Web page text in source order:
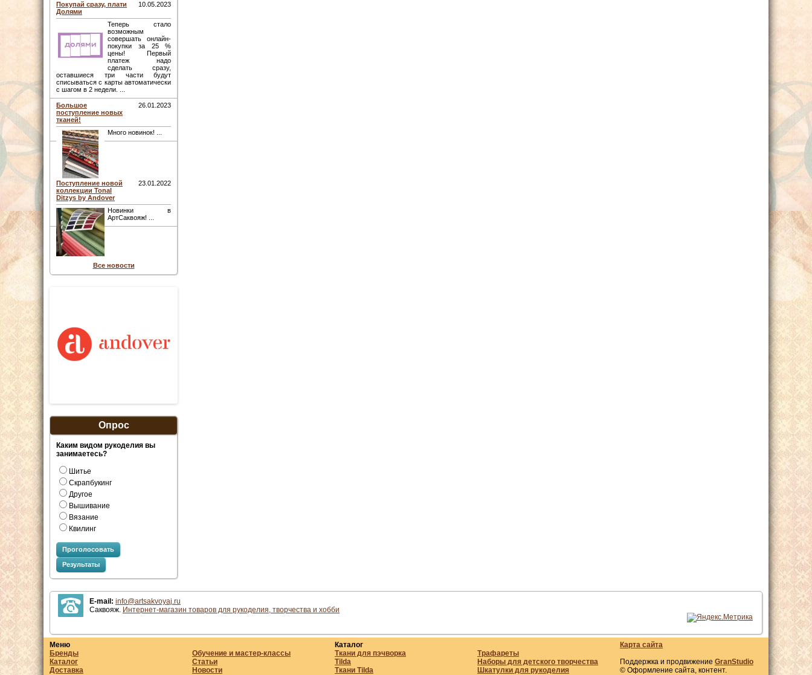
Покупай сразу, плати
Долями
10.05.2023
Теперь стало
возможным
совершать онлайн-
покупки за 25 %
цены! Первый
платеж надо
сделать сразу,
оставшиеся три части будут
списываться с карты автоматически
с шагом в 2 недели. ...
Большое
поступление новых
тканей!
26.01.2023
Много новинок! ...
Поступление новой
коллекции Tonal
Ditzys by Andover
23.01.2022
Новинки в
АртСаквояж! ...
Все новости
Опрос
Каким видом рукоделия вы
занимаетесь?
Шитье
Скрапбукинг
Другое
Вышивание
Вязание
Квилинг
Проголосовать
Результаты
E-mail: info@artsakvoyaj.ru
Саквояж. Интернет-магазин товаров для рукоделия, творчества и хобби
Меню
Бренды
Каталог
Доставка
Обучение и мастер-классы
Статьи
Новости
Каталог
Ткани для пэчворка
Tilda
Ткани Tilda
Трафареты
Наборы для детского творчества
Шкатулки для рукоделия
Карта сайта
Поддержка и продвижение GranStudio
© Оформление сайта, контент.